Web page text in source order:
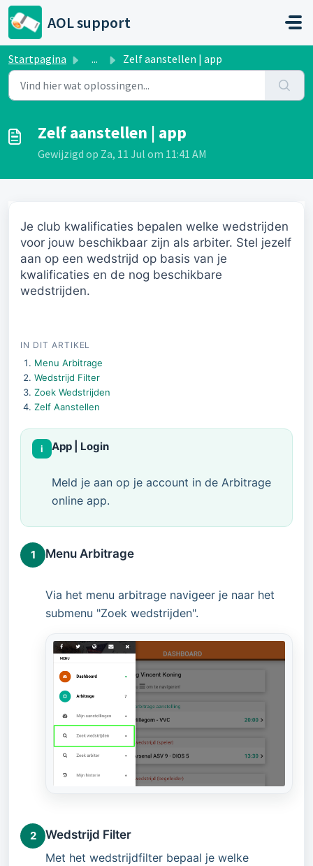
Doorgaan naar hoofdinhoud
AOL support
Startpagina ... Zelf aanstellen | app
Zelf aanstellen | app
Gewijzigd op Za, 11 Jul om 11:41 AM
Je club kwalificaties bepalen welke wedstrijden
voor jouw beschikbaar zijn als arbiter. Stel jezelf
aan op een wedstrijd op basis van je
kwalificaties en de nog beschikbare
wedstrijden.
IN DIT ARTIKEL
Menu Arbitrage
Wedstrijd Filter
Zoek Wedstrijden
Zelf Aanstellen
i App | Login
Meld je aan op je account in de Arbitrage
online app.
1 Menu Arbitrage
Via het menu arbitrage navigeer je naar het
submenu "Zoek wedstrijden".
2
Wedstrijd Filter
Met het wedstrijdfilter bepaal je welke